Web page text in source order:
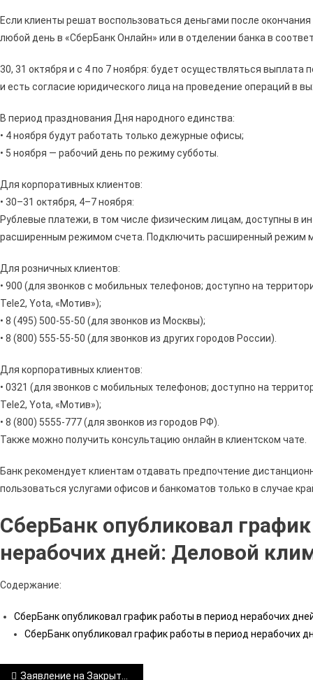
Если клиенты решат воспользоваться деньгами после
любой день в «СберБанк Онлайн» или в отделении банка в
30, 31 октября и с 4 по 7 ноября: будет осуществляться
и есть согласие юридического лица на проведение операций в
В период празднования Дня народного единства:
• 4 ноября будут работать только дежурные офисы;
• 5 ноября — рабочий день по режиму субботы.
Для корпоративных клиентов:
• 30–31 октября, 4–7 ноября:
Рублевые платежи, в том числе физическим лицам, доступны в
расширенным режимом счета. Подключить расширенный режим
Для розничных клиентов:
• 900 (для звонков с мобильных телефонов; доступно на
Tele2, Yota, «Мотив»);
• 8 (495) 500-55-50 (для звонков из Москвы);
• 8 (800) 555-55-50 (для звонков из других городов России).
Для корпоративных клиентов:
• 0321 (для звонков с мобильных телефонов; доступно на
Tele2, Yota, «Мотив»);
• 8 (800) 5555-777 (для звонков из городов РФ).
Также можно получить консультацию онлайн в клиентском чате.
Банк рекомендует клиентам отдавать предпочтение
пользоваться услугами офисов и банкоматов только в случае
СберБанк опубликовал
нерабочих дней: Деловой
Содержание:
СберБанк опубликовал график работы в период нерабочих
СберБанк опубликовал график работы в период нерабочих
Заявление на Закрытие Карты Сбербанк Бизнес • Воспользоваться сбербанк-онлайн